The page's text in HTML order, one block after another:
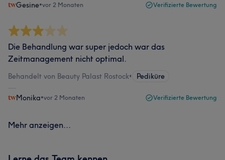
Gesine•vor 2 Monaten Verifizierte Bewertung
Die Behandlung war super jedoch war das
Zeitmanagement nicht optimal.
Behandelt von Beauty Palast Rostock• Pediküre
Monika•vor 2 Monaten Verifizierte Bewertung
Mehr anzeigen...